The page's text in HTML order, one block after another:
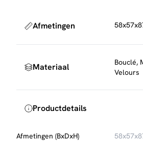
Om de bekleding netjes te houden,
regelmatig te stofzuigen met een
impregneerspray gebruiken. Gebruik
Afmetingen
Materiaal
Bouclé,
Velours
Productdetails
Afmetingen (BxDxH)